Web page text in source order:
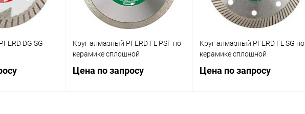
230 125 115 125 178 230
DG SG
Круг алмазный PFERD FL PSF по
керамике сплошной
Цена по запросу
Круг алмазный PFERD FL SG по
керамике сплошной
Цена по запросу